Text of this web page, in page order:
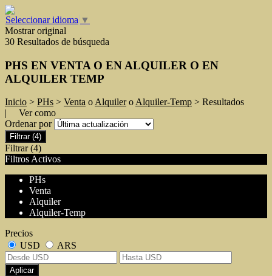
Seleccionar idioma ▼
Mostrar original
30 Resultados de búsqueda
PHS EN VENTA O EN ALQUILER O EN
ALQUILER TEMP
Inicio > PHs > Venta oAlquileroAlquiler-Temp > Resultados
| Ver como
Ordenar por
Filtrar (4)
Filtrar (4)
Filtros Activos
PHs
Venta
Alquiler
Alquiler-Temp
Precios
USD
ARS
Aplicar